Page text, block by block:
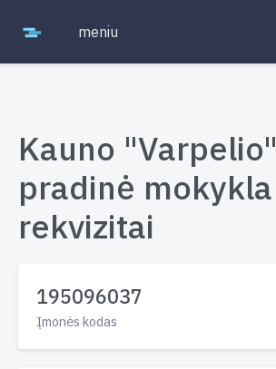
meniu
Kauno "Varpelio"
pradinė mokykla
rekvizitai
195096037
Įmonės kodas